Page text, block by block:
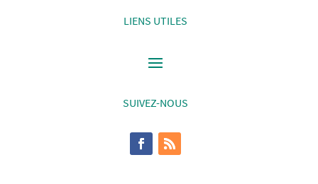
LIENS UTILES
SUIVEZ-NOUS